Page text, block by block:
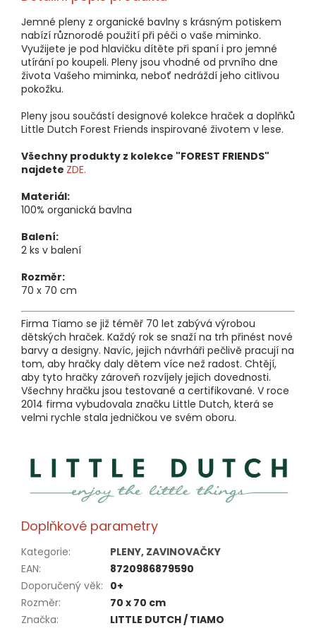
Jemné pleny z organické bavlny s krásným potiskem
nabízí různorodé použití při péči o vaše miminko.
Využijete je pod hlavičku dítěte při spaní i pro jemné
utírání po koupeli. Pleny jsou vhodné od prvního dne
života Vašeho miminka, neboť nedráždí jeho citlivou
pokožku.
Pleny jsou součástí designové kolekce hraček a doplňků
Little Dutch Forest Friends inspirované životem v lese.
Všechny produkty z kolekce "FOREST FRIENDS"
najdete ZDE.
Materiál:
100% organická bavlna
Balení:
2 ks v balení
Rozměr:
70 x 70 cm
Firma Tiamo se již téměř 70 let zabývá výrobou
dětských hraček. Každý rok se snaží na trh přinést nové
barvy a designy. Navíc, jejich návrháři pečlivě pracují na
tom, aby hračky daly dětem více než radost. Chtějí,
aby tyto hračky zároveň rozvíjely jejich dovednosti.
Všechny hračku jsou testované a certifikované. V roce
2014 firma vybudovala značku Little Dutch, která se
velmi rychle stala jedničkou ve svém oboru.
Doplňkové parametry
Kategorie:
PLENY, ZAVINOVAČKY
EAN:
8720986879590
Doporučený věk: 0+
Rozměr:
70 x 70 cm
Značka: LITTLE DUTCH / TIAMO